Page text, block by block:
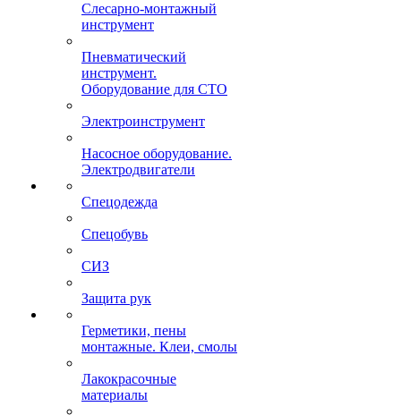
Слесарно-монтажный
инструмент
Пневматический
инструмент.
Оборудование для СТО
Электроинструмент
Насосное оборудование.
Электродвигатели
Спецодежда
Спецобувь
СИЗ
Защита рук
Герметики, пены
монтажные. Клеи, смолы
Лакокрасочные
материалы